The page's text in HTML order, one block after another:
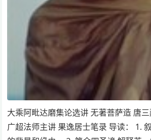
大乘阿毗达磨集论选讲 无著菩萨造 唐
广超法师主讲 果逸居士笔录 导读： 1.